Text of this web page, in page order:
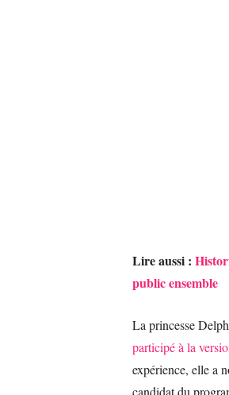
Lire aussi :
public ensemble
La princesse
participé à la
expérience, elle a
candidat du